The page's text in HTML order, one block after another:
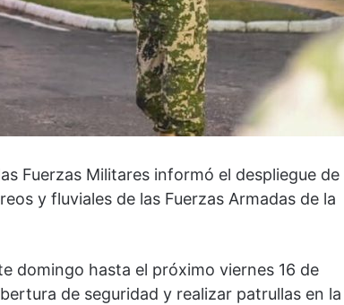
Fuerzas Militares informó el despliegue de
y fluviales de las Fuerzas Armadas de la
domingo hasta el próximo viernes 16 de
de seguridad y realizar patrullas en la